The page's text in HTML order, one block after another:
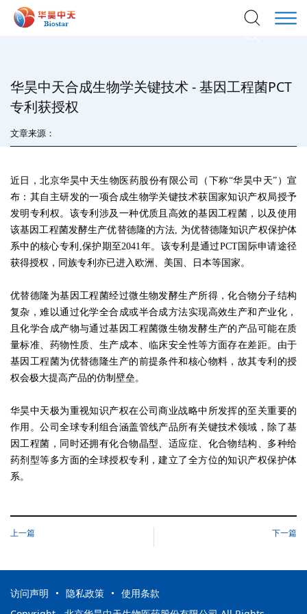
华昊中天合成生物学关键技术 - 基因工程菌PCT
专利获授权
文章来源：
近日，北京华昊中天生物医药股份有限公司（下称“华昊中天”）宣
布：其自主研发的一项合成生物学关键技术获国家知识产权局授予
发明专利权。 该专利涉及一种优质且高效的基因工程菌，以及使用
该基因工程菌发酵生产优替德隆的方法, 为优替德隆知识产权保护体
系中的核心专利,保护期至2041年。该专利是通过PCT国际申请途径
获得授权， 同族专利 亦已进入欧洲、美国、日本等国家。
优替德隆为基因工程菌经过微生物发酵生产所得，化合物分子结构
复杂，难以通过化学全合成或半合成方法实现高效生产和产业化，
且化学合成产物与通过基因工程菌微生物发酵生产的产品可能在质
量标准、药物性质、生产成本、临床安全性等方面存在差距。由于
基因工程菌为优替德隆生产的前提条件和核心物料 ，故其专利的授
权会极大提高产品的仿制壁垒。
华昊中天极为重视知识产权在公司商业战略中所发挥的至关重要的
作用。公司全球专利组合涵盖管线产品所有关键技术领域，除了基
因工程菌，同时还拥有化合物晶型、适应症、化合物结构、多种给
药剂型等多方面的全球授权专利，建立了全方位的知识产权保护体
系。
上一篇 下一篇
访问声明 隐私政策
使用条款